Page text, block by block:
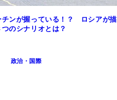
チンが握っている！？ ロシアが描
のシナリオとは？
政治・国際